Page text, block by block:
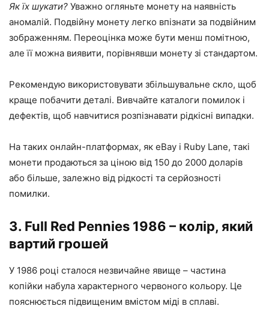
Як їх шукати? Уважно огляньте монету на наявність
аномалій. Подвійну монету легко впізнати за подвійним
зображенням. Переоцінка може бути менш помітною,
але її можна виявити, порівнявши монету зі стандартом.
Рекомендую використовувати збільшувальне скло, щоб
краще побачити деталі. Вивчайте каталоги помилок і
дефектів, щоб навчитися розпізнавати рідкісні випадки.
На таких онлайн-платформах, як eBay і Ruby Lane, такі
монети продаються за ціною від 150 до 2000 доларів
або більше, залежно від рідкості та серйозності
помилки.
3. Full Red Pennies 1986 – колір, який
вартий грошей
У 1986 році сталося незвичайне явище – частина
копійки набула характерного червоного кольору. Це
пояснюється підвищеним вмістом міді в сплаві.